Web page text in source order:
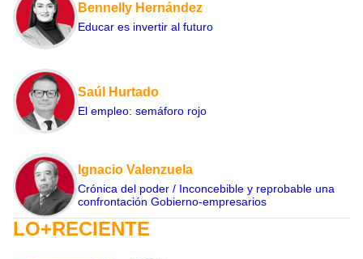
Bennelly Hernández
Educar es invertir al futuro
Saúl Hurtado
El empleo: semáforo rojo
Ignacio Valenzuela
Crónica del poder / Inconcebible y reprobable una
confrontación Gobierno-empresarios
LO+RECIENTE